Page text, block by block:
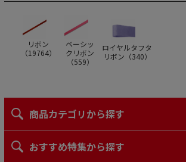
リボン
（19764）
ベーシッ
クリボン
（559）
ロイヤルタフタ
リボン（340）
商品カテゴリから探す
おすすめ特集から探す